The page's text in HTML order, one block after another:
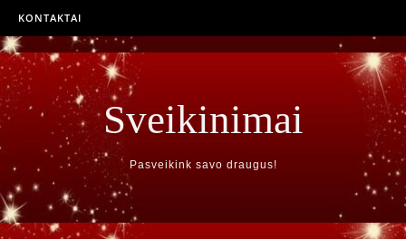
KONTAKTAI
Sveikinimai
Pasveikink savo draugus!